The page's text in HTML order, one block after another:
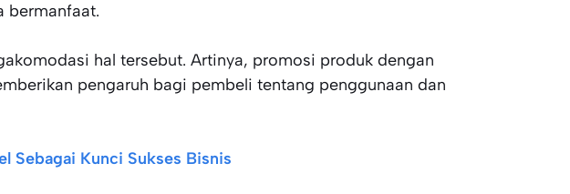
bermanfaat.
hal tersebut. Artinya, promosi produk dengan
pengaruh bagi pembeli tentang penggunaan dan
Sebagai Kunci Sukses Bisnis